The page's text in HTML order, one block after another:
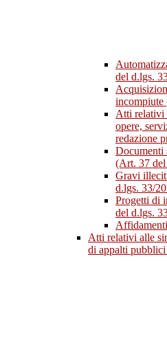
del d.lgs.
incompiute
Atti relativi
opere,
redazione
Documenti
(Art. 37
Gravi
d.lgs. 33/
Progetti di
del d.lgs.
Atti relativi alle
di appalti pubblici